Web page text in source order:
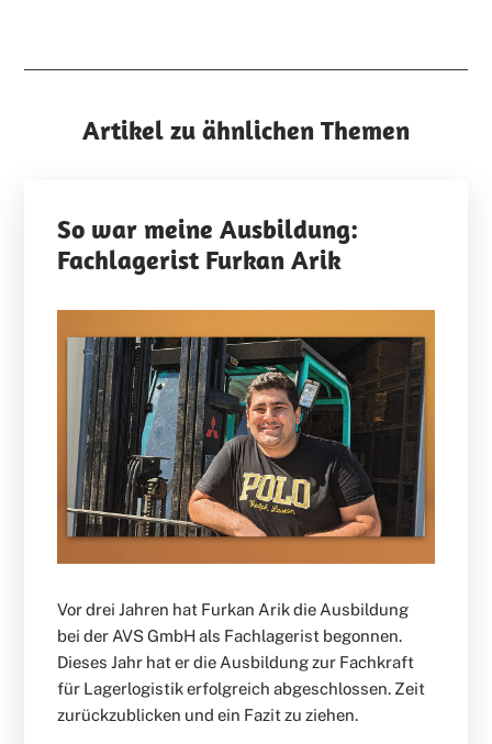
Artikel zu ähnlichen Themen
So war meine Ausbildung:
Fachlagerist Furkan Arik
Vor drei Jahren hat Furkan Arik die Ausbildung
bei der AVS GmbH als Fachlagerist begonnen.
Dieses Jahr hat er die Ausbildung zur Fachkraft
für Lagerlogistik erfolgreich abgeschlossen. Zeit
zurückzublicken und ein Fazit zu ziehen.